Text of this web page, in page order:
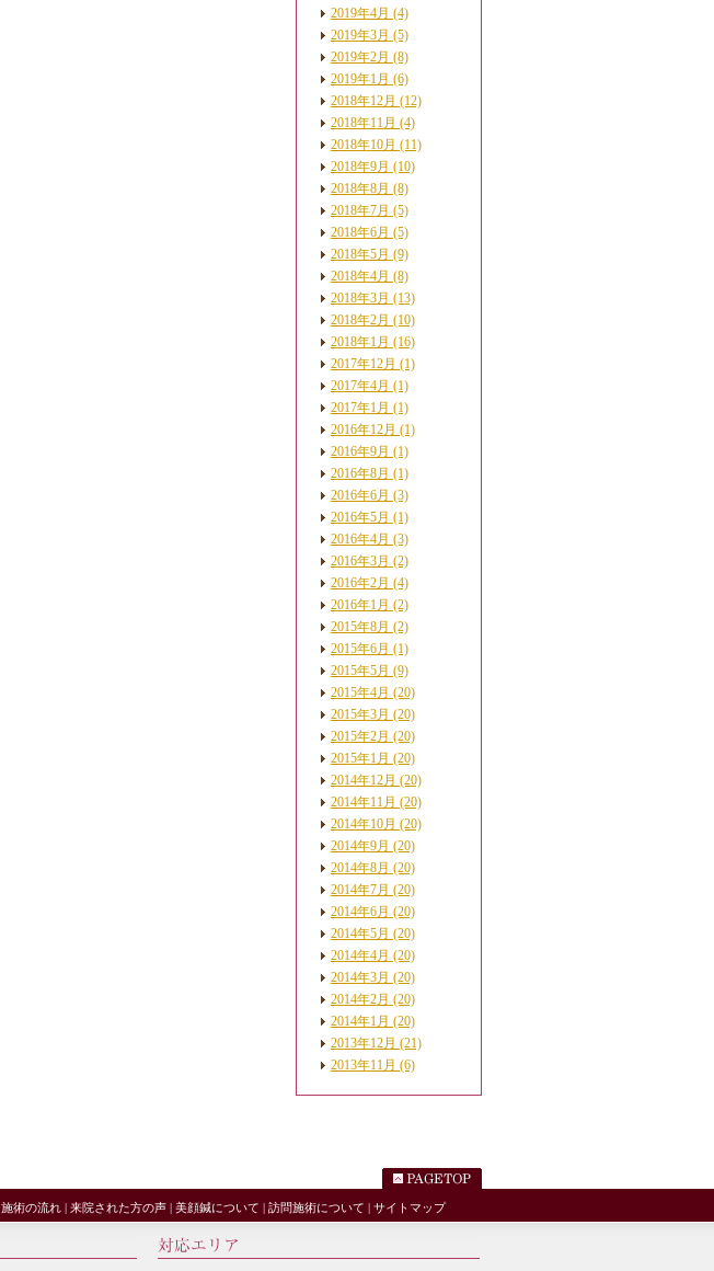
2019年4月 (4)
2019年3月 (5)
2019年2月 (8)
2019年1月 (6)
2018年12月 (12)
2018年11月 (4)
2018年10月 (11)
2018年9月 (10)
2018年8月 (8)
2018年7月 (5)
2018年6月 (5)
2018年5月 (9)
2018年4月 (8)
2018年3月 (13)
2018年2月 (10)
2018年1月 (16)
2017年12月 (1)
2017年4月 (1)
2017年1月 (1)
2016年12月 (1)
2016年9月 (1)
2016年8月 (1)
2016年6月 (3)
2016年5月 (1)
2016年4月 (3)
2016年3月 (2)
2016年2月 (4)
2016年1月 (2)
2015年8月 (2)
2015年6月 (1)
2015年5月 (9)
2015年4月 (20)
2015年3月 (20)
2015年2月 (20)
2015年1月 (20)
2014年12月 (20)
2014年11月 (20)
2014年10月 (20)
2014年9月 (20)
2014年8月 (20)
2014年7月 (20)
2014年6月 (20)
2014年5月 (20)
2014年4月 (20)
2014年3月 (20)
2014年2月 (20)
2014年1月 (20)
2013年12月 (21)
2013年11月 (6)
施術の流れ| 来院された方の声| 美顔鍼について | 訪問施術について | サイトマップ